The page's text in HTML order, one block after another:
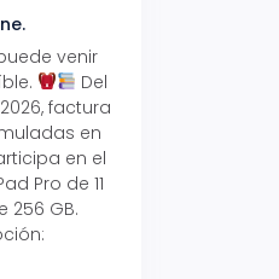
venir
Del
factura
en
en el
Pro de 11
256 GB.